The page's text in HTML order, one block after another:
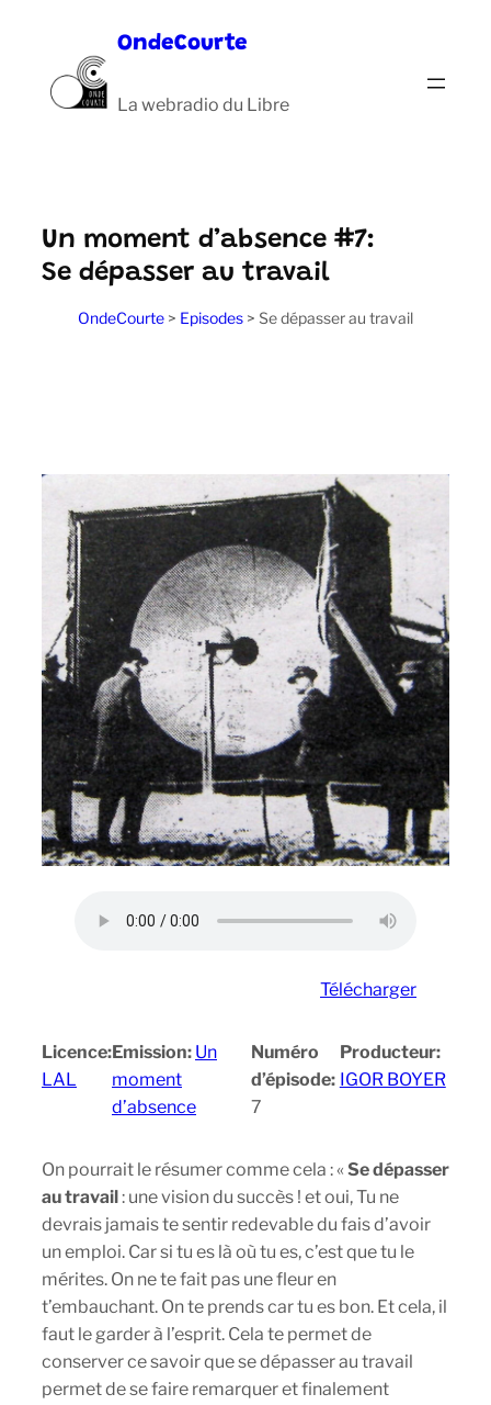
contenu
OndeCourte
La webradio du Libre
Un moment d’absence #7:
Se dépasser au travail
OndeCourte > Episodes > Se dépasser au travail
Télécharger
Licence:
LAL
Emission: Un
moment
d’absence
Numéro
d’épisode:
7
Producteur:
IGOR BOYER
On pourrait le résumer comme cela : « Se dépasser
au travail : une vision du succès ! et oui, Tu ne
devrais jamais te sentir redevable du fais d’avoir
un emploi. Car si tu es là où tu es, c’est que tu le
mérites. On ne te fait pas une fleur en
t’embauchant. On te prends car tu es bon. Et cela, il
faut le garder à l’esprit. Cela te permet de
conserver ce savoir que se dépasser au travail
permet de se faire remarquer et finalement